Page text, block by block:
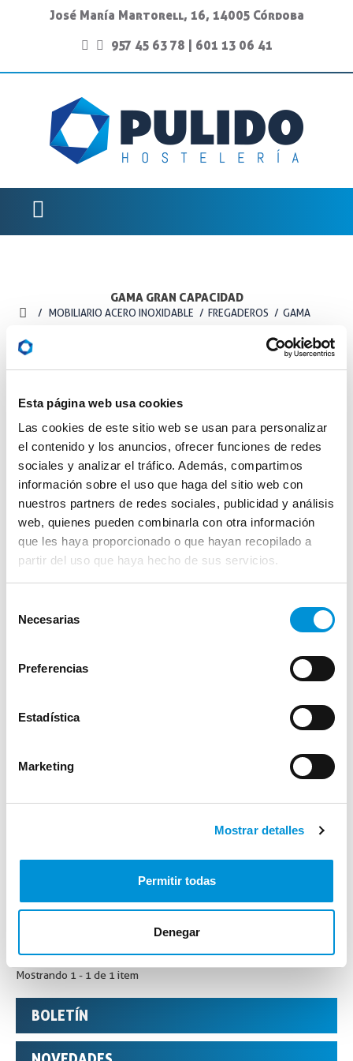
Esta página web usa cookies
Las cookies de este sitio web se usan para personalizar
el contenido y los anuncios, ofrecer funciones de redes
sociales y analizar el tráfico. Además, compartimos
información sobre el uso que haga del sitio web con
nuestros partners de redes sociales, publicidad y análisis
web, quienes pueden combinarla con otra información
que les haya proporcionado o que hayan recopilado a
partir del uso que haya hecho de sus servicios.
Necesarias
Preferencias
Estadística
Marketing
Mostrar detalles
Permitir todas
Denegar
José María Martorell, 16, 14005 Córdoba
957 45 63 78
601 13 06 41
GAMA GRAN CAPACIDAD
MOBILIARIO ACERO INOXIDABLE FREGADEROS
GAMA
Mostrando 1 - 1 de 1 item
BOLETÍN